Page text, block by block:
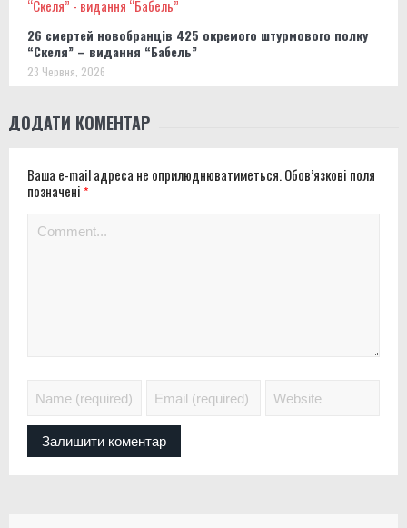
26 смертей новобранців 425 окремого штурмового полку
“Скеля” – видання “Бабель”
23 Червня, 2026
ДОДАТИ КОМЕНТАР
Ваша e-mail адреса не оприлюднюватиметься.Обов’язкові поля
позначені*